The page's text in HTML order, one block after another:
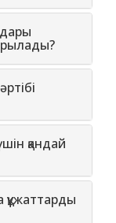
қандай
құжаттарды